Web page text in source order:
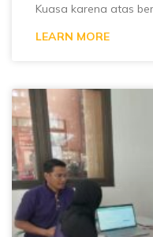
Kuasa karena atas
LEARN MORE